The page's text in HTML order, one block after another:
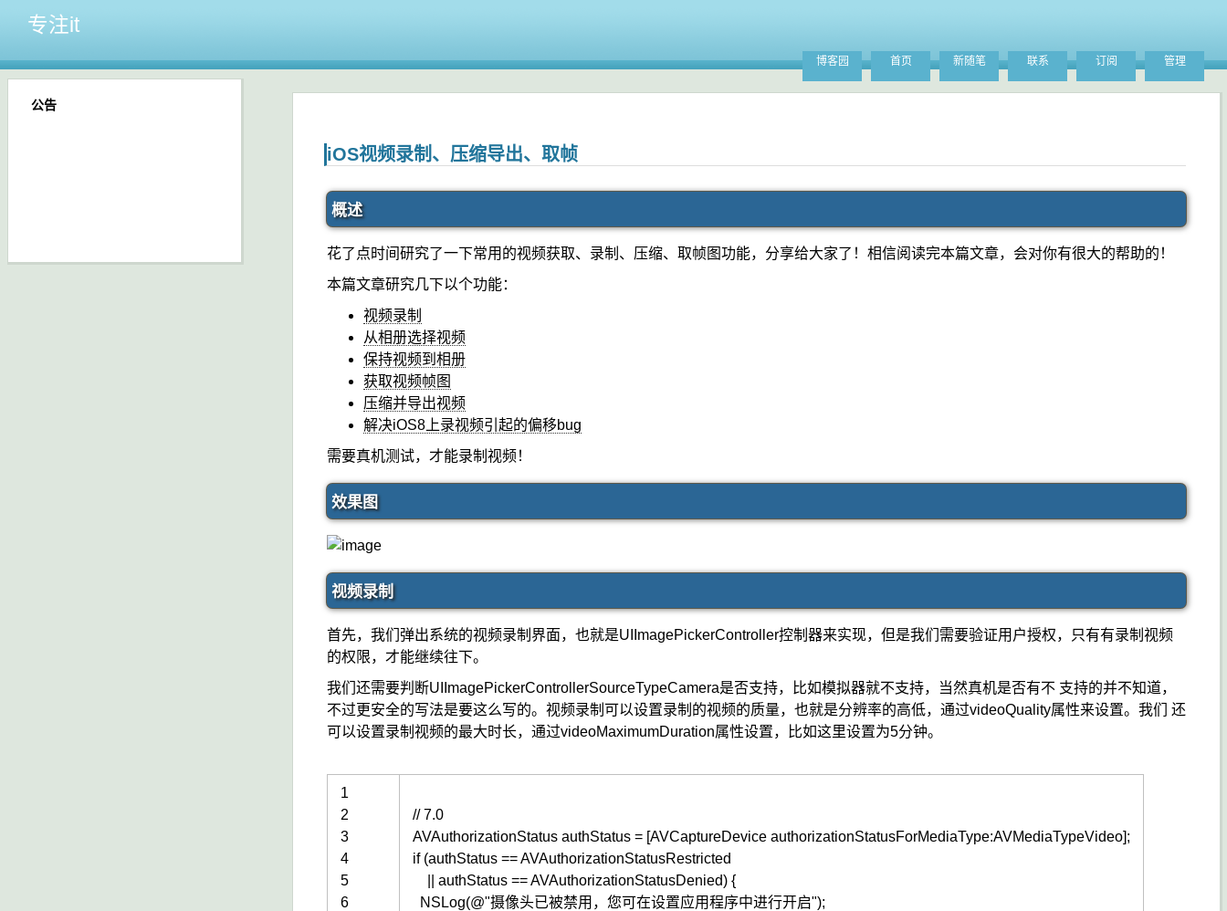
专注it
博客园 首页 新随笔 联系 订阅 管理
iOS视频录制、压缩导出、取帧
概述
花了点时间研究了一下常用的视频获取、录制、压缩、取帧图功能，分享给大家了！相信阅读完本篇文章，会对你有很大的帮助的！
本篇文章研究几下以个功能：
视频录制
从相册选择视频
保持视频到相册
获取视频帧图
压缩并导出视频
解决iOS8上录视频引起的偏移bug
需要真机测试，才能录制视频！
效果图
视频录制
首先，我们弹出系统的视频录制界面，也就是UIImagePickerController控制器来实现，但是我们需要验证用户授权，只有有录制视频
的权限，才能继续往下。
我们还需要判断UIImagePickerControllerSourceTypeCamera是否支持，比如模拟器就不支持，当然真机是否有不 支持的并不知道，
不过更安全的写法是要这么写的。视频录制可以设置录制的视频的质量，也就是分辨率的高低，通过videoQuality属性来设置。我们 还
可以设置录制视频的最大时长，通过videoMaximumDuration属性设置，比如这里设置为5分钟。
1
2
3
4
5
6
// 7.0
AVAuthorizationStatus authStatus = [AVCaptureDevice authorizationStatusForMediaType:AVMediaTypeVideo];
if (authStatus ==AVAuthorizationStatusRestricted
authStatus ==AVAuthorizationStatusDenied) {
NSLog(@"摄像头已被禁用，您可在设置应用程序中进行开启");
公告